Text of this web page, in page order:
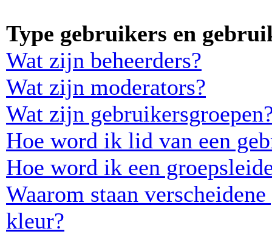
Type gebruikers en
Wat zijn beheerders?
Wat zijn moderators?
Wat zijn
Hoe word ik lid van een
Hoe word ik een
Waarom staan
kleur?